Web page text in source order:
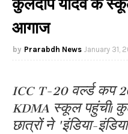
आगाज
Prarabdh News January 31,
ICC T-20 वर्ल्ड कप
KDMA स्कूल पहुंची।
छात्रों ने 'इंडिया-